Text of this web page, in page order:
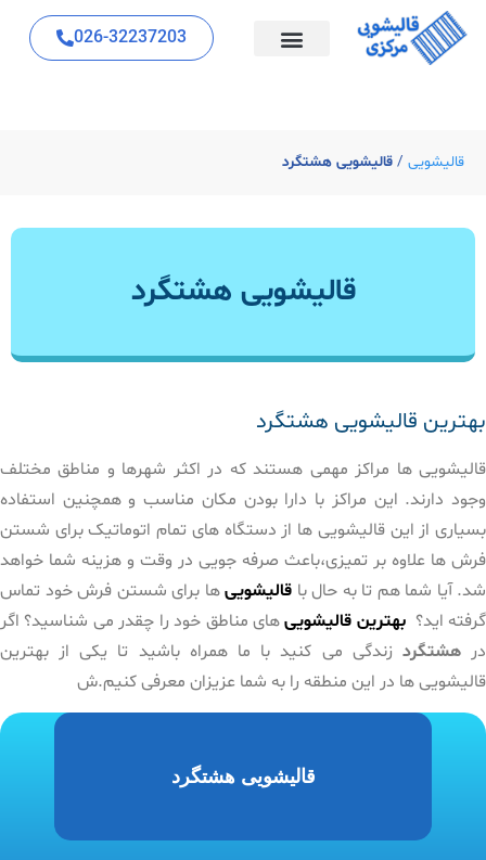
026-32237203
قالیشویی / قالیشویی هشتگرد
قالیشویی هشتگرد
بهترین قالیشویی هشتگرد
قالیشویی ها مراکز مهمی هستند که در اکثر شهرها و مناطق مختلف
وجود دارند. این مراکز با دارا بودن مکان مناسب و همچنین استفاده
بسیاری از این قالیشویی ها از دستگاه های تمام اتوماتیک برای شستن
فرش ها علاوه بر تمیزی،باعث صرفه جویی در وقت و هزینه شما خواهد
شد. آیا شما هم تا به حال با قالیشوییها برای شستن فرش خود تماس
گرفته اید؟بهترین قالیشوییهای مناطق خود را چقدر می شناسید؟ اگر
درهشتگرد زندگی می کنید با ما همراه باشید تا یکی از بهترین
قالیشویی ها در این منطقه را به شما عزیزان معرفی کنیم.ش
قالیشویی هشتگرد